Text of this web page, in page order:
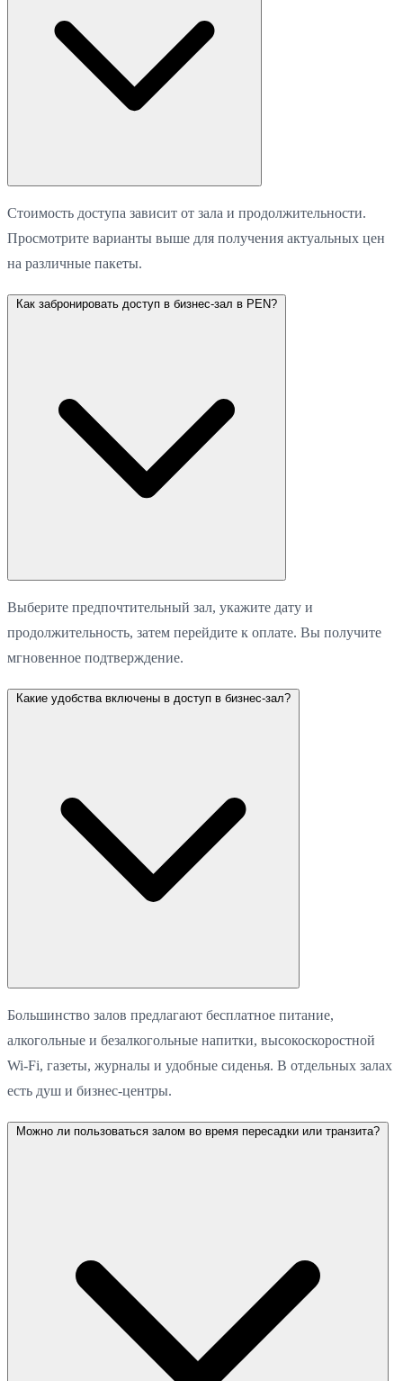
Стоимость доступа зависит от зала и продолжительности.
Просмотрите варианты выше для получения актуальных цен
на различные пакеты.
Как забронировать доступ в бизнес-зал в PEN?
Выберите предпочтительный зал, укажите дату и
продолжительность, затем перейдите к оплате. Вы получите
мгновенное подтверждение.
Какие удобства включены в доступ в бизнес-зал?
Большинство залов предлагают бесплатное питание,
алкогольные и безалкогольные напитки, высокоскоростной
Wi-Fi, газеты, журналы и удобные сиденья. В отдельных залах
есть душ и бизнес-центры.
Можно ли пользоваться залом во время пересадки или транзита?